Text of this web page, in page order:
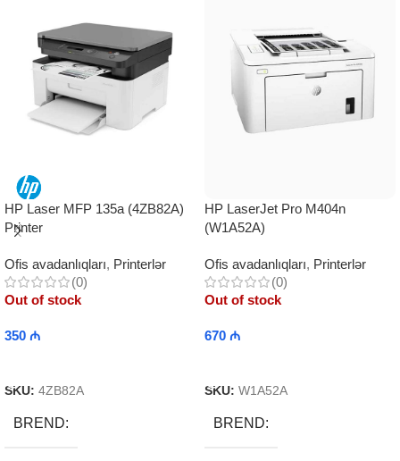
HP Laser MFP 135a (4ZB82A)
Printer
Ofis avadanlıqları, Printerlər
(0)
Out of stock
350 ₼
SKU: 4ZB82A
BREND
HP LaserJet Pro M404n
(W1A52A)
Ofis avadanlıqları, Printerlər
(0)
Out of stock
670 ₼
SKU: W1A52A
BREND